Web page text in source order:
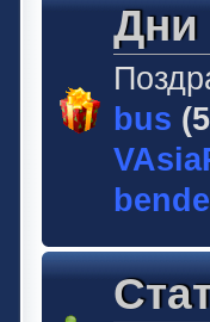
Дни
bus